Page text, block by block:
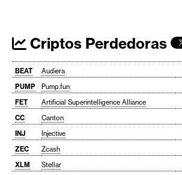
Criptos Perdedoras
BEAT Audiera
PUMP
Pump.fun
FET
Artificial Superintelligence Alliance
CC
Canton
INJ
Injective
ZEC
Zcash
XLM
Stellar